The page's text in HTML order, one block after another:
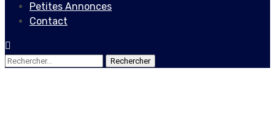
Petites Annonces
Contact
Rechercher :